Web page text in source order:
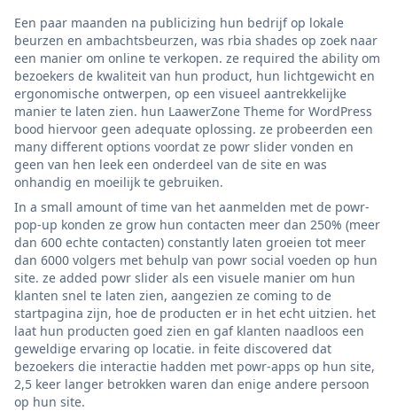
Een paar maanden na publicizing hun bedrijf op lokale
beurzen en ambachtsbeurzen, was rbia shades op zoek naar
een manier om online te verkopen. ze required the ability om
bezoekers de kwaliteit van hun product, hun lichtgewicht en
ergonomische ontwerpen, op een visueel aantrekkelijke
manier te laten zien. hun LaawerZone Theme for WordPress
bood hiervoor geen adequate oplossing. ze probeerden een
many different options voordat ze powr slider vonden en
geen van hen leek een onderdeel van de site en was
onhandig en moeilijk te gebruiken.
In a small amount of time van het aanmelden met de powr-
pop-up konden ze grow hun contacten meer dan 250% (meer
dan 600 echte contacten) constantly laten groeien tot meer
dan 6000 volgers met behulp van powr social voeden op hun
site. ze added powr slider als een visuele manier om hun
klanten snel te laten zien, aangezien ze coming to de
startpagina zijn, hoe de producten er in het echt uitzien. het
laat hun producten goed zien en gaf klanten naadloos een
geweldige ervaring op locatie. in feite discovered dat
bezoekers die interactie hadden met powr-apps op hun site,
2,5 keer langer betrokken waren dan enige andere persoon
op hun site.